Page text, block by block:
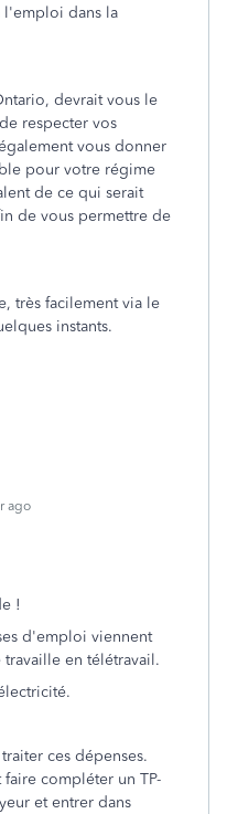
l'emploi dans la
devrait vous le
respecter vos
vous donner
pour votre régime
de ce qui serait
de vous permettre de
très facilement via le
instants.
ago
!
d'emploi viennent
en télétravail.
ces dépenses.
compléter un TP-
et entrer dans